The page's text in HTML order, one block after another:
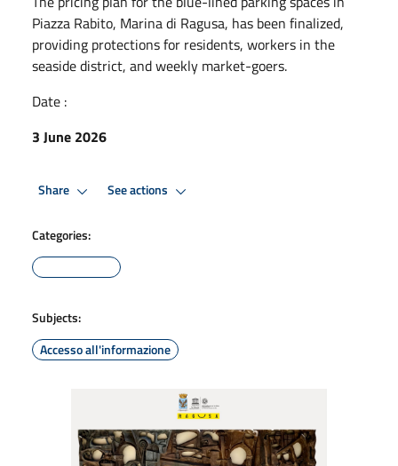
Piazza Rabito, Marina di Ragusa, has been finalized,
providing protections for residents, workers in the
seaside district, and weekly market-goers.
Date :
3 June 2026
Share See actions
Categories:
Subjects:
Accesso all'informazione